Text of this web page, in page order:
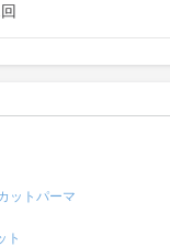
ットパーマ
ト